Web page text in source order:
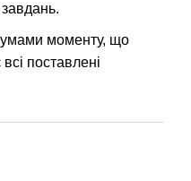
моменту, що
всі поставлені